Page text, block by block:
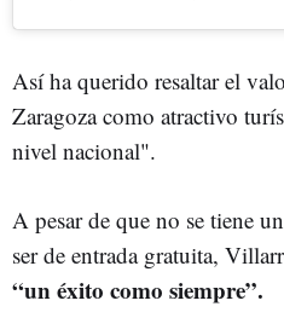
Así ha querido resaltar el
Zaragoza como atractivo
nivel nacional".
A pesar de que no se tiene
ser de entrada gratuita,
“un éxito como siempre”.